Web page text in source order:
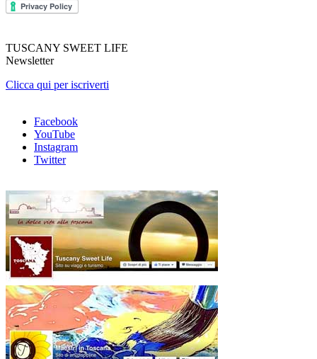
TUSCANY SWEET LIFE
Newsletter
Clicca qui per iscriverti
Facebook
YouTube
Instagram
Twitter